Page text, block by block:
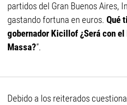
partidos del Gran Buenos Aires,
gastando fortuna en euros. Qué
gobernador Kicillof ¿Será con
Massa?”.
Debido a los reiterados